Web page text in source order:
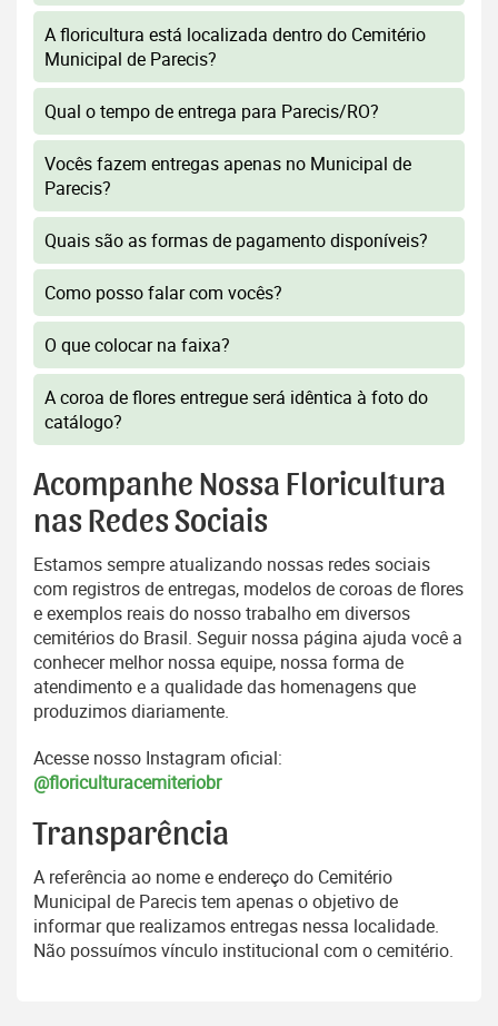
A floricultura está localizada dentro do Cemitério
Municipal de Parecis?
Qual o tempo de entrega para Parecis/RO?
Vocês fazem entregas apenas no Municipal de
Parecis?
Quais são as formas de pagamento disponíveis?
Como posso falar com vocês?
O que colocar na faixa?
A coroa de flores entregue será idêntica à foto do
catálogo?
Acompanhe Nossa Floricultura
nas Redes Sociais
Estamos sempre atualizando nossas redes sociais
com registros de entregas, modelos de coroas de flores
e exemplos reais do nosso trabalho em diversos
cemitérios do Brasil. Seguir nossa página ajuda você a
conhecer melhor nossa equipe, nossa forma de
atendimento e a qualidade das homenagens que
produzimos diariamente.
Acesse nosso Instagram oficial:
@floriculturacemiteriobr
Transparência
A referência ao nome e endereço do Cemitério
Municipal de Parecis tem apenas o objetivo de
informar que realizamos entregas nessa localidade.
Não possuímos vínculo institucional com o cemitério.